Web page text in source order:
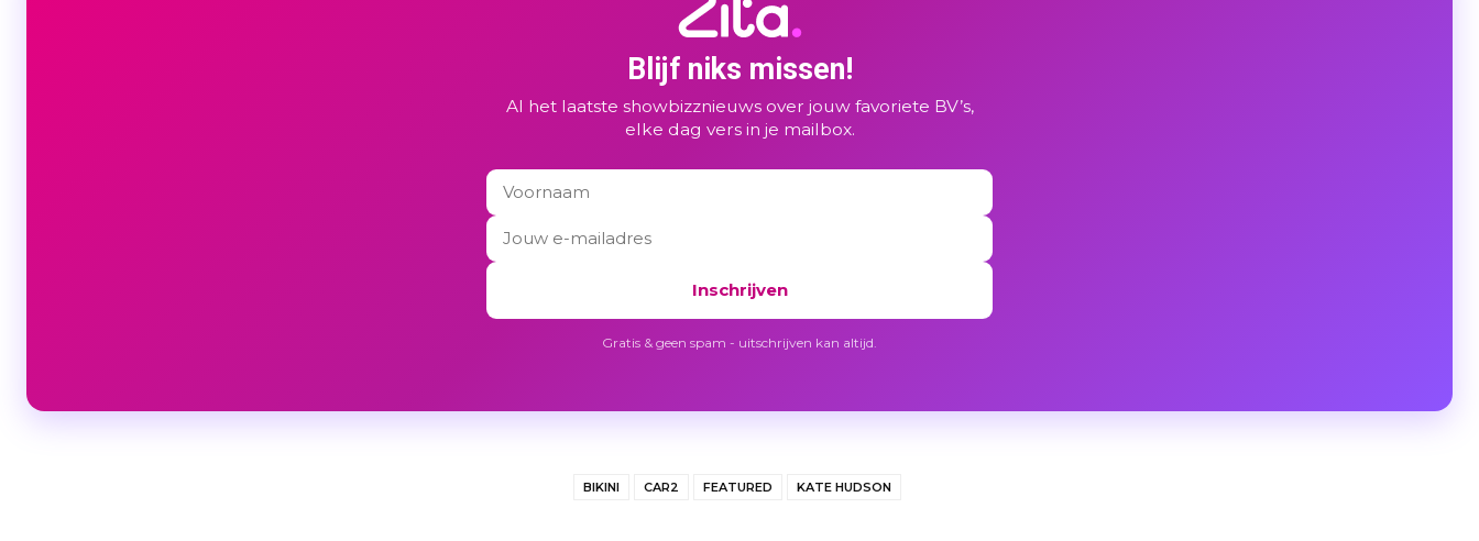
Blijf niks missen!
Al het laatste showbizznieuws over jouw favoriete BV’s,
elke dag vers in je mailbox.
Inschrijven
Gratis & geen spam - uitschrijven kan altijd.
BIKINI CAR2 FEATURED KATE HUDSON